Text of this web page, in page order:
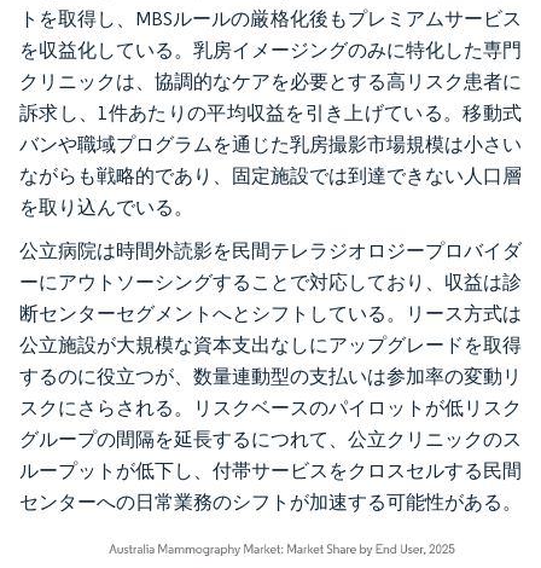
トを取得し、MBSルールの厳格化後もプレミアムサービス
を収益化している。乳房イメージングのみに特化した専門
クリニックは、協調的なケアを必要とする高リスク患者に
訴求し、1件あたりの平均収益を引き上げている。移動式
バンや職域プログラムを通じた乳房撮影市場規模は小さい
ながらも戦略的であり、固定施設では到達できない人口層
を取り込んでいる。
公立病院は時間外読影を民間テレラジオロジープロバイダ
ーにアウトソーシングすることで対応しており、収益は診
断センターセグメントへとシフトしている。リース方式は
公立施設が大規模な資本支出なしにアップグレードを取得
するのに役立つが、数量連動型の支払いは参加率の変動リ
スクにさらされる。リスクベースのパイロットが低リスク
グループの間隔を延長するにつれて、公立クリニックのス
ループットが低下し、付帯サービスをクロスセルする民間
センターへの日常業務のシフトが加速する可能性がある。